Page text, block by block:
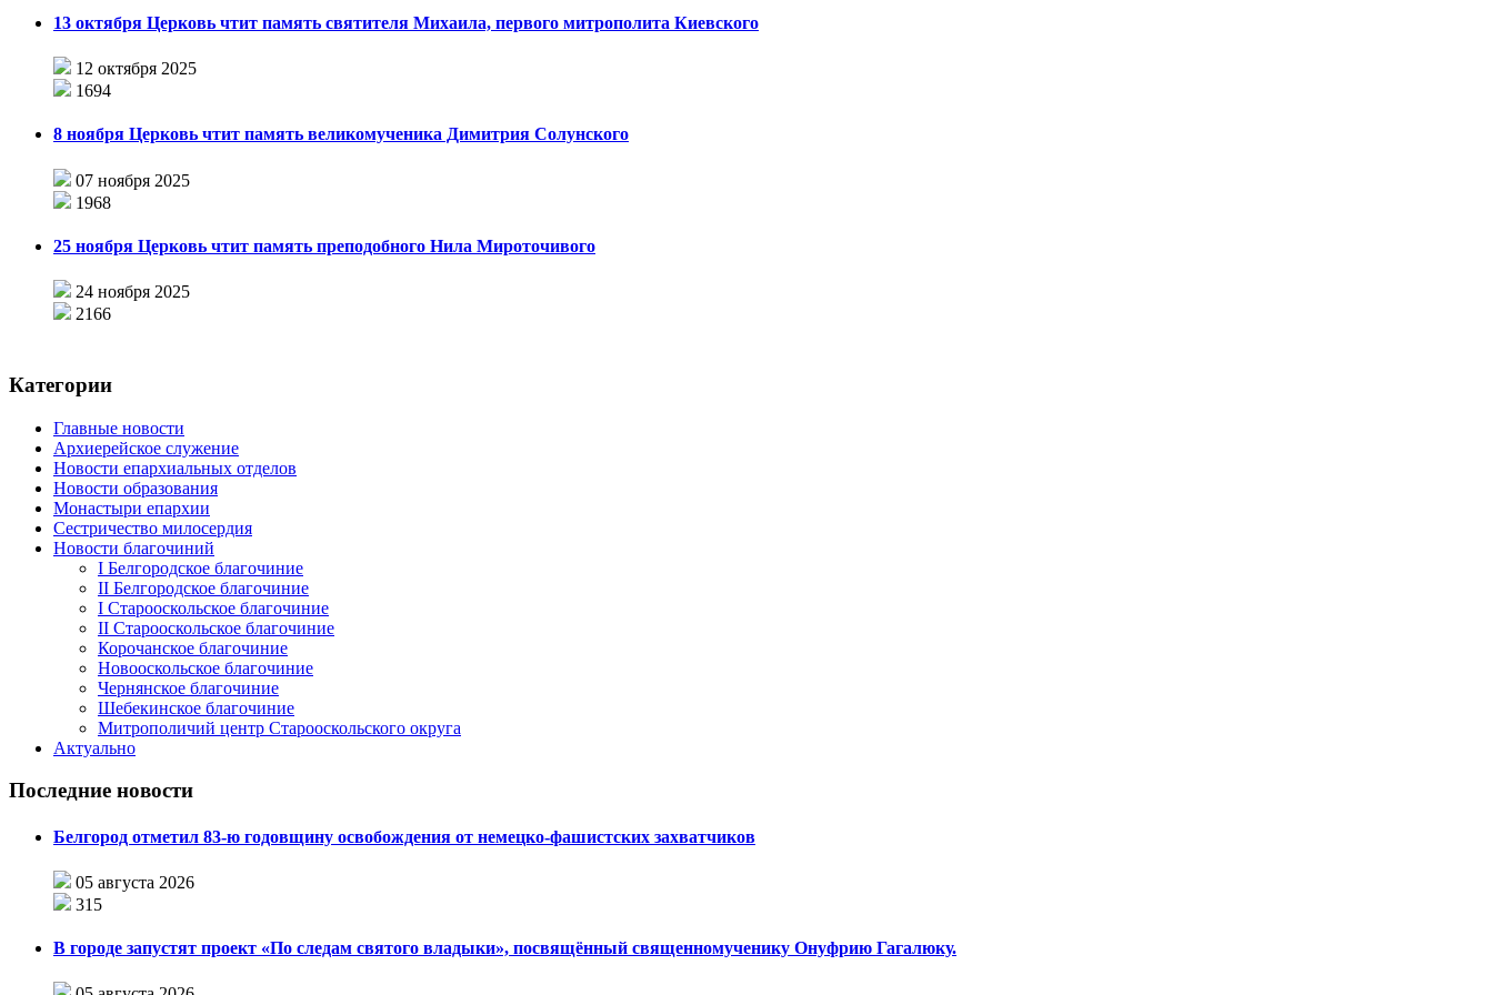
13 октября Церковь чтит память святителя Михаила, первого митрополита Киевского
12 октября 2025
1694
8 ноября Церковь чтит память великомученика Димитрия Солунского
07 ноября 2025
1968
25 ноября Церковь чтит память преподобного Нила Мироточивого
24 ноября 2025
2166
Категории
Главные новости
Архиерейское служение
Новости епархиальных отделов
Новости образования
Монастыри епархии
Сестричество милосердия
Новости благочиний
I Белгородское благочиние
II Белгородское благочиние
I Старооскольское благочиние
II Старооскольское благочиние
Корочанское благочиние
Новооскольское благочиние
Чернянское благочиние
Шебекинское благочиние
Митрополичий центр Старооскольского округа
Актуально
Последние новости
Белгород отметил 83-ю годовщину освобождения от немецко-фашистских захватчиков
05 августа 2026
315
В городе запустят проект «По следам святого владыки», посвящённый священномученику Онуфрию Гагалюку.